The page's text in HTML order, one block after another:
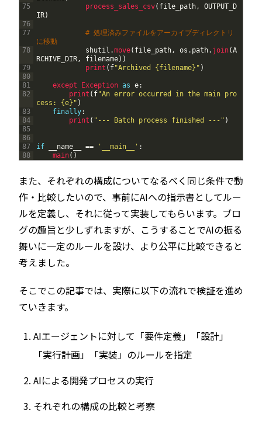
75
76
77
78
79
80
81
82
83
84
85
86
87
88
process_sales_csv( file_path,
OUTPUT_D
IR)
# 処理済みファイルをアーカイブディレクトリ
に移動
shutil .move( file_path, os . path. join(A
RCHIVE_DIR, filename) )
print ( f"Archived {filename}" )
except Exception as e:
print ( f"An error occurred in the main pro
cess: {e}" )
finally:
print ( "--- Batch process finished ---" )
if __name__ == '__main__' :
main( )
また、それぞれの構成についてなるべく同じ条件で動
作・比較したいので、事前にAIへの指示書としてルー
ルを定義し、それに従って実装してもらいます。ブロ
グの趣旨と少しずれますが、こうすることでAIの振る
舞いに一定のルールを設け、より公平に比較できると
考えました。
そこでこの記事では、実際に以下の流れで検証を進め
ていきます。
AIエージェントに対して「要件定義」「設計」
「実行計画」「実装」のルールを指定
AIによる開発プロセスの実行
それぞれの構成の比較と考察